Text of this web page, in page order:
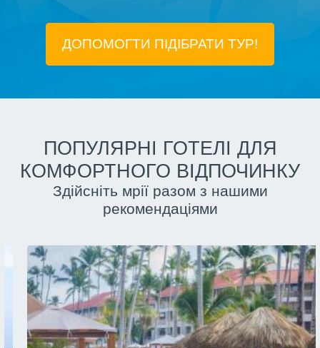
ДОПОМОГТИ ПІДIБРАТИ ТУР!
ПОПУЛЯРНІ ГОТЕЛІ ДЛЯ
КОМФОРТНОГО ВІДПОЧИНКУ
Здійсніть мрії разом з нашими
рекомендаціями